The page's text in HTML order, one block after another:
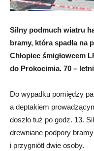
Silny podmuch wiatru
bramy, która spadła na
Chłopiec śmigłowcem
do Prokocimia. 70 –
Do wypadku pomiędzy
a deptakiem
doszło tuż po godz. 13.
drewniane podpory
i przygniótł dwie osoby.